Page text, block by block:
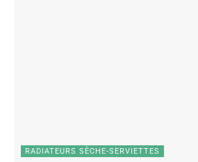
RADIATEURS SÈCHE-SERVIETTES